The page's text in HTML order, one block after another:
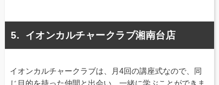
イオンカルチャークラブ湘南台店
イオンカルチャークラブは、月4回の講座式なので、同